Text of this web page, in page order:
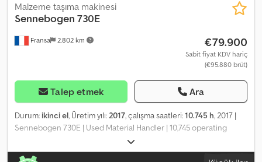
Fransa 2.802 km
Malzeme taşıma makinesi
Sennebogen 730E
€79.900
Sabit fiyat KDV hariç
(€95.880 brüt)
Talep etmek Ara
Durum: ikinci el, Üretim yılı:2017, çalışma saatleri:10.745 h, 2017 |
Sennebogen 730E | Used Material Handler | 10,745 operating
hours 📍 Location: France 🚛 Delivery available to your destination
– Use our shipping calculator to estimate transport costs! 💰 Buy